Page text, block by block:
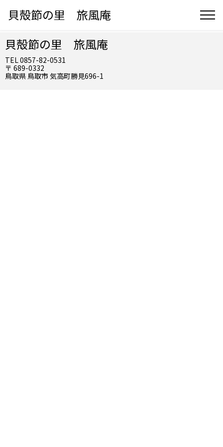
貝殻節の里 旅風庵
貝殻節の里 旅風庵
TEL 0857-82-0531
〒 689-0332
鳥取県 鳥取市 気高町勝見696-1